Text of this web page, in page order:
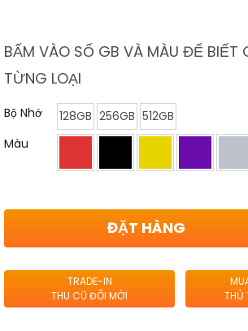
BẤM VÀO SỐ GB VÀ MÀU ĐỂ BIẾT
TỪNG LOẠI
Bộ Nhớ 128GB 256GB 512GB
Màu
ĐẶT HÀNG
TRADE-IN
THU CŨ ĐỔI MỚI
THỦ